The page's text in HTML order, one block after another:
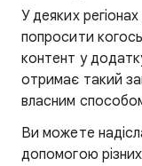
У деяких
попросити
контент у
отримає такий
власним
Ви можете
допомогою